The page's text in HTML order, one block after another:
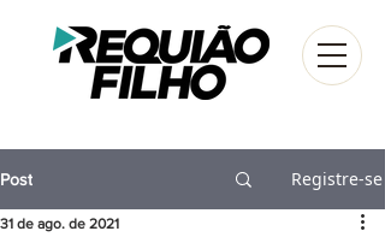
Post Registre-se
31 de ago. de 2021